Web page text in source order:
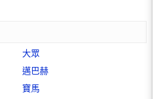
大眾
邁巴赫
寶馬